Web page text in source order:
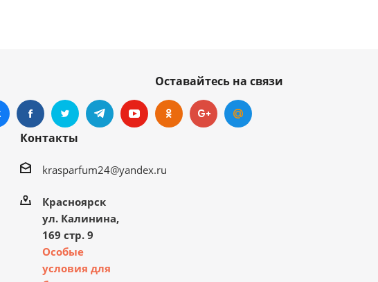
Оставайтесь на связи
Контакты
krasparfum24@yandex.ru
Красноярск
ул. Калинина,
169 стр. 9
Особые
условия для